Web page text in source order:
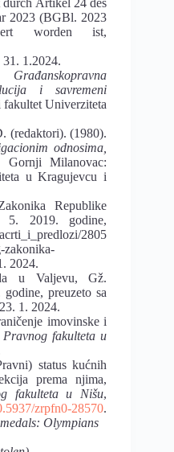
2023 (BGBl. 2023
worden ist,
31. 1.2024.
Građanskopravna
i savremeni
Univerziteta
(redaktori). (1980).
odnosima,
Milanovac:
u Kragujevcu i
Republike
2019. godine,
2805
zakonika-
2024.
u Valjevu, Gž.
preuzeto sa
1. 2024.
imovinske i
fakulteta u
status kućnih
prema njima,
fakulteta u Nišu,
zrpfn0-28570.
Olympians